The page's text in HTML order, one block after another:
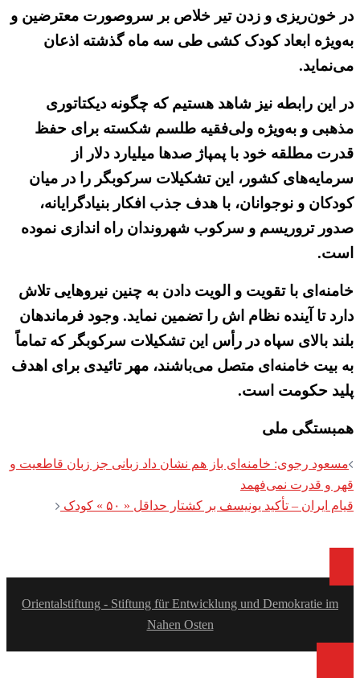
در خون‌ریزی و زدن تیر خلاص بر سروصورت معترضین و
به‌ویژه ابعاد کودک کشی طی سه ماه گذشته اذعان
می‌نماید.
در این رابطه نیز شاهد هستیم که چگونه دیکتاتوری
مذهبی و به‌ویژه ولی‌فقیه طلسم شکسته برای حفظ
قدرت مطلقه خود با پمپاژ صدها میلیارد دلار از
سرمایه‌های کشور، این تشکیلات سرکوبگر را در میان
کودکان و نوجوانان، با هدف جذب افکار بنیادگرایانه،
صدور تروریسم و سرکوب شهروندان راه اندازی نموده
است.
خامنه‌ای با تقویت و الویت دادن به چنین نیروهایی تلاش
دارد تا آینده نظام اش را تضمین نماید. وجود فرماندهان
بلند بالای سپاه در رأس این تشکیلات سرکوبگر که تماماً
به بیت خامنه‌ای متصل می‌باشند، مهر تائیدی برای اهدف
پلید حکومت است.
همبستگی ملی
Post
navigation
مسعود رجوی: خامنه‌ای باز هم نشان داد زبانی جز زبان قاطعیت و
قهر و قدرت نمی‌فهمد
قیام ایران – تأکید یونیسف بر کشتار حداقل « ۵۰ » کودک
Orientalstiftung - Stiftung für Entwicklung und Demokratie im
Nahen Osten